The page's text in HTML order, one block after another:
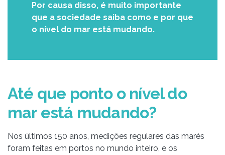
Por causa disso, é muito importante
que a sociedade saiba como e por que
o nível do mar está mudando.
Até que ponto o nível do
mar está mudando?
Nos últimos 150 anos, medições regulares das marés
foram feitas em portos no mundo inteiro, e os